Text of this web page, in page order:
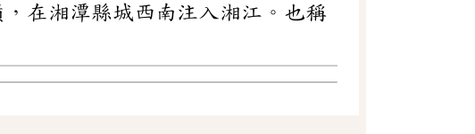
在湘潭縣城西南注入湘江。也稱